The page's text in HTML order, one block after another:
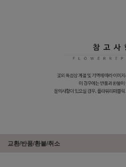
교환/반품/환불/취소